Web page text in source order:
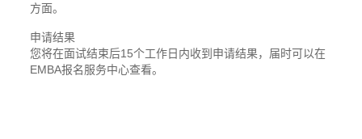
方面。
申请结果
您将在面试结束后15个工作日内收到申请结果，届时可以在
EMBA报名服务中心查看。